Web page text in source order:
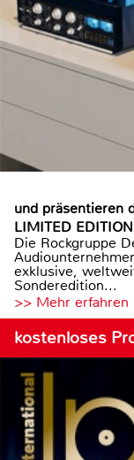
und präsentieren
LIMITED EDITION
Die Rockgruppe
exklusive,
Sonderedition...
>> Mehr erfahren
kostenloses